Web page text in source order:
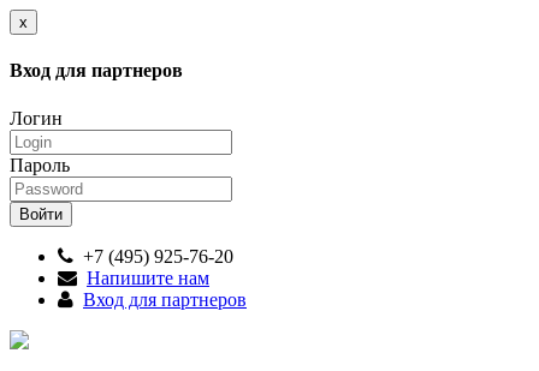
x
Вход для партнеров
Логин
Пароль
+7 (495) 925-76-20
Напишите нам
Вход для партнеров